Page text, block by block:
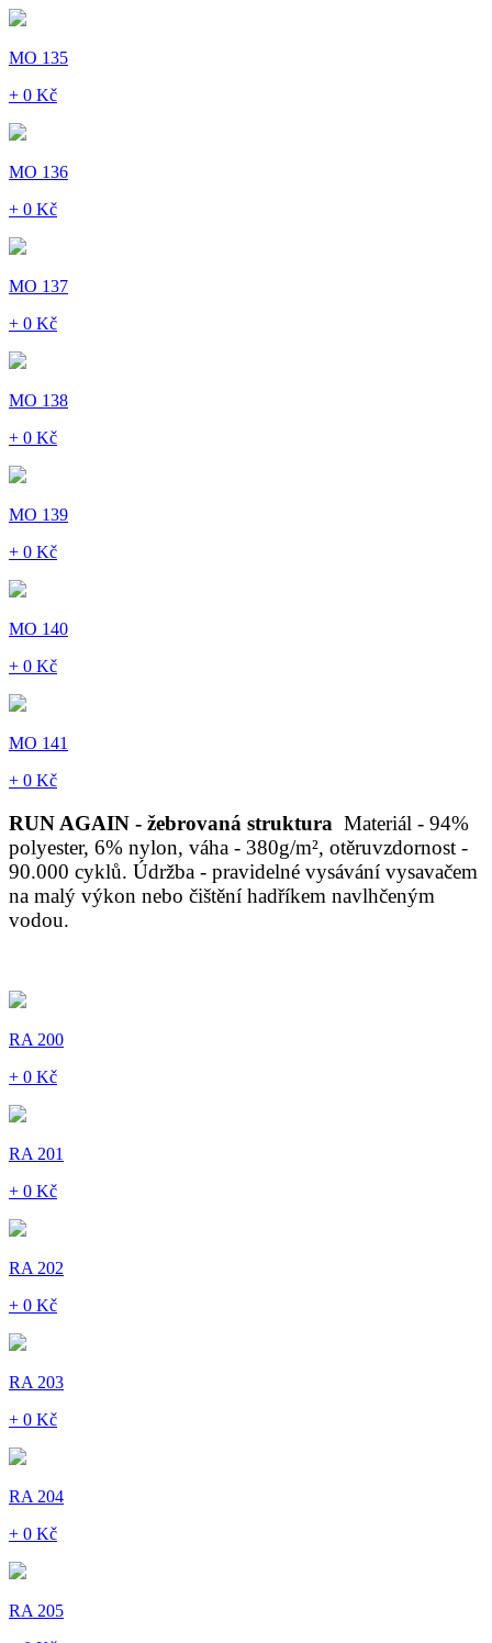
MO 135
+ 0 Kč
MO 136
+ 0 Kč
MO 137
+ 0 Kč
MO 138
+ 0 Kč
MO 139
+ 0 Kč
MO 140
+ 0 Kč
MO 141
+ 0 Kč
RUN AGAIN - žebrovaná struktura Materiál - 94%
polyester, 6% nylon, váha - 380g/m², otěruvzdornost -
90.000 cyklů. Údržba - pravidelné vysávání vysavačem
na malý výkon nebo čištění hadříkem navlhčeným
vodou.
RA 200
+ 0 Kč
RA 201
+ 0 Kč
RA 202
+ 0 Kč
RA 203
+ 0 Kč
RA 204
+ 0 Kč
RA 205